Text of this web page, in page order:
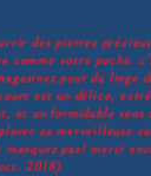
des pierres
comme votre poche.
pour du linge
est un délice,
et un formidable sens
sa merveilleuse
pas! merci
2018)